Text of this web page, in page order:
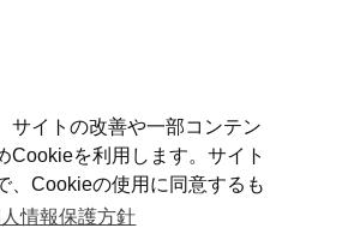
サイトの改善や一部コンテン
Cookieを利用します。サイト
、Cookieの使用に同意するも
情報保護方針